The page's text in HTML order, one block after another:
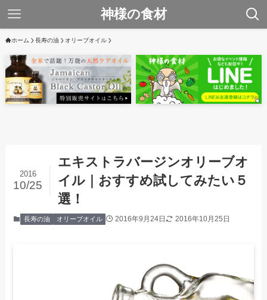
神様の食材
ホーム 長寿の油 オリーブオイル
エキストラバージンオリーブオ
イル｜おすすめ試してみたい５
選！
2016
10/25
長寿の油 オリーブオイル 2016年9月24日 2016年10月25日